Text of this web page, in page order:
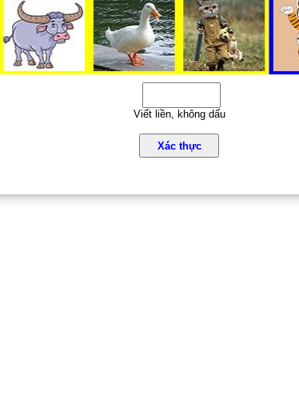
Viết liền, không dấu
Xác thực